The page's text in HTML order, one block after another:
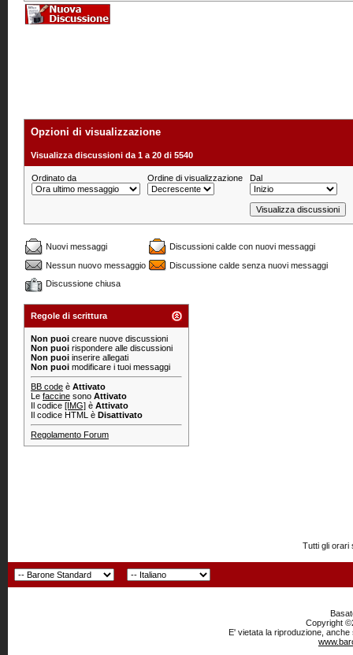
Opzioni di visualizzazione
Visualizza discussioni da 1 a 20 di 5540
Ordinato da Ordine di visualizzazione Dal
Nuovi messaggi
Discussioni calde con nuovi messaggi
Nessun nuovo messaggio
Discussione calde senza nuovi messaggi
Discussione chiusa
Regole di scrittura
Non puoi creare nuove discussioni
Non puoi rispondere alle discussioni
Non puoi inserire allegati
Non puoi modificare i tuoi messaggi
BB code è Attivato
Le faccine sono Attivato
Il codice [IMG] è Attivato
Il codice HTML è Disattivato
Regolamento Forum
Tutti gli orari
Copyright
E' vietata la riproduzione,